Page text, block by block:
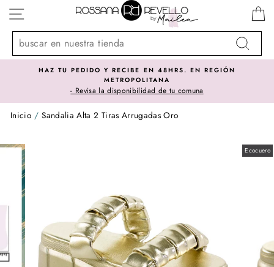
directamente
contenido
NAVEGACIÓN
Buscar
HAZ TU PEDIDO Y RECIBE EN 48HRS. EN REGIÓN
METROPOLITANA
- Revisa la disponibilidad de tu comuna
Inicio / Sandalia Alta 2 Tiras Arrugadas Oro
Ecocuero